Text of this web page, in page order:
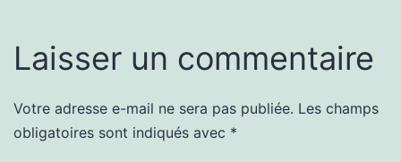
Laisser un commentaire
Votre adresse e-mail ne sera pas publiée. Les champs
obligatoires sont indiqués avec *